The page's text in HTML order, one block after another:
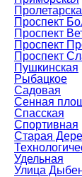
Проспект
Проспект
Проспект
Проспект
Пушкинская
Рыбацкое
Садовая
Сенная
Спасская
Спортивная
Старая
Удельная
Улица